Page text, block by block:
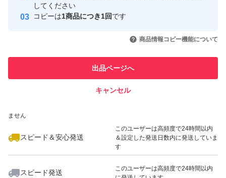
取引実績
引を完了させた実績があります
での取引実績があります
ません
スピード＆安心発送
このユーザーは高頻度で24時間以内
＆設定した発送日数内に発送していま
す
スピード発送
このユーザーは高頻度で24時間以内
してください
コピーは1商品につき1回です
商品情報コピー機能について
出品ページへ
キャンセル